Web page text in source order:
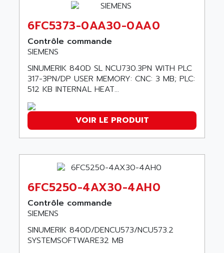
PMC1000
FLEX DRIVE
CEPR
FD-B SERIES
ACS550
J2-SUPER SERIES
VFD
ALTIVAR 58
KRC2
ABR7
VR1B
MDLD
MENTOR 2
ARICO
ARIES
ARINC
ARIS
ARIS HERION
ARISTO
ARIZONA
ARL
ARNATRONIC
ARO
AROLIT-PLASTIC
ARPEGE
ARROW PNEUMATIC
6FC5373-0AA30-0AA0
Contrôle commande
SIEMENS
SINUMERIK 840D SL NCU730.3PN WITH PLC
317-3PN/DP USER MEMORY: CNC: 3 MB; PLC:
512 KB INTERNAL HEAT...
VOIR LE PRODUIT
6FC5250-4AX30-4AH0
Contrôle commande
SIEMENS
SINUMERIK 840D/DENCU573/NCU573.2
SYSTEMSOFTWARE32 MB